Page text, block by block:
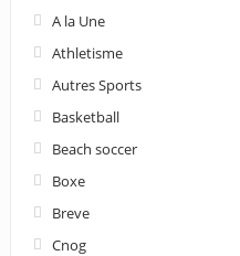
A la Une
Athletisme
Autres Sports
Basketball
Beach soccer
Boxe
Breve
Cnog